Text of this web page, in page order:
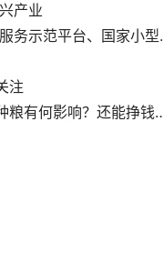
产业
2021年度国家中小
注
国家对农资上涨出手后，对